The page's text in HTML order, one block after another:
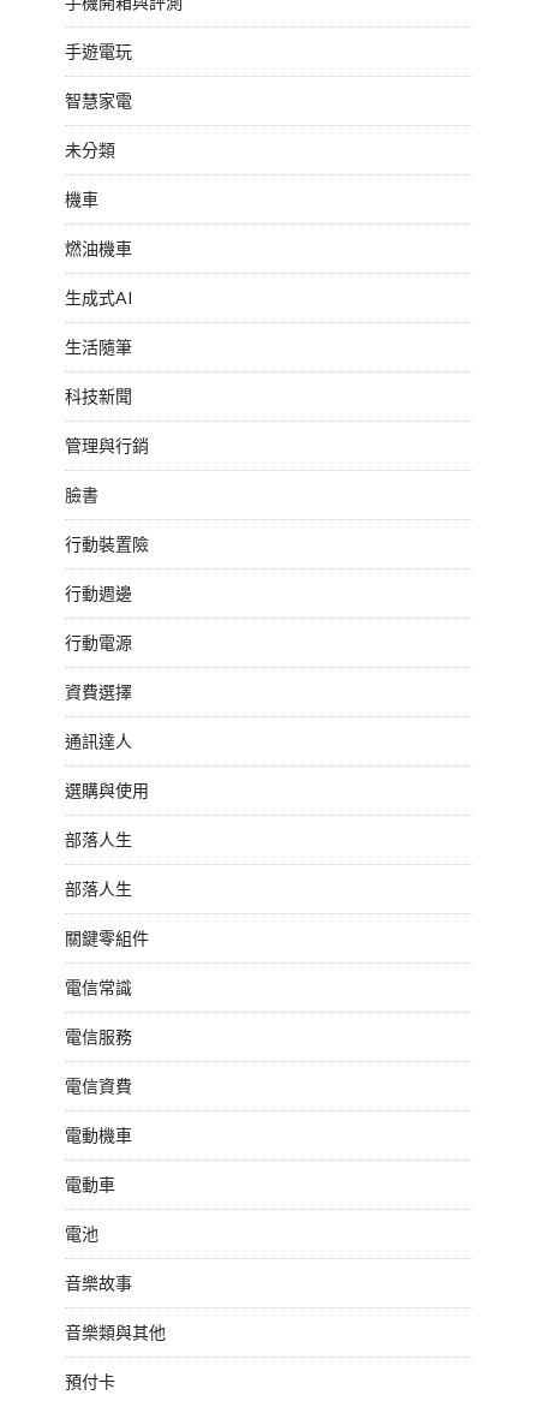
手遊電玩
智慧家電
未分類
機車
燃油機車
生成式AI
生活隨筆
科技新聞
管理與行銷
臉書
行動裝置險
行動週邊
行動電源
資費選擇
通訊達人
選購與使用
部落人生
部落人生
關鍵零組件
電信常識
電信服務
電信資費
電動機車
電動車
電池
音樂故事
音樂類與其他
預付卡